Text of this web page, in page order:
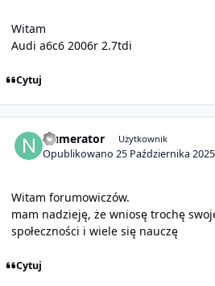
Witam
Audi a6c6 2006r 2.7tdi
Cytuj
Numerator Użytkownik
Opublikowano25 Października 2025
Witam forumowiczów.
mam nadzieję, że wniosę trochę
społeczności i wiele się nauczę
Cytuj